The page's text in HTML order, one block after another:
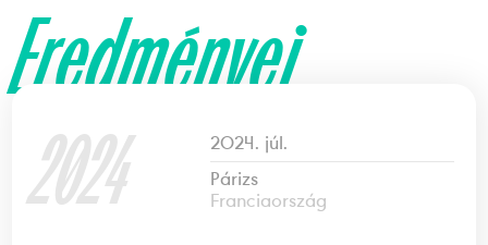
Eredményei
2024
2024. júl.
Párizs
Franciaország